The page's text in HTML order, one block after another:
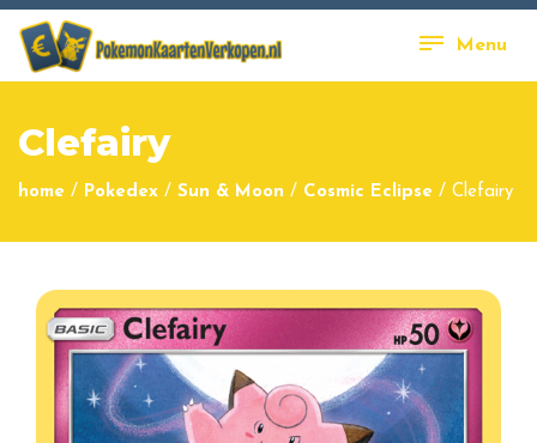
Menu
Clefairy
home / Pokedex / Sun & Moon / Cosmic Eclipse / Clefairy